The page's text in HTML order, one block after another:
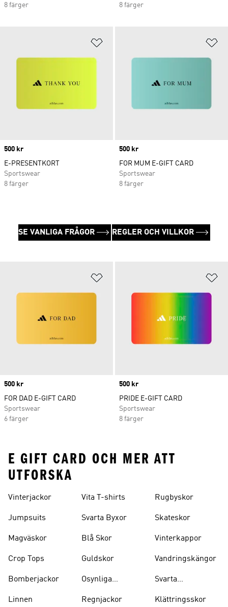
8 färger 8 färger
Price
500 kr
E-PRESENTKORT
Sportswear
8 färger
Price
500 kr
FOR MUM E-GIFT CARD
Sportswear
8 färger
Price
500 kr
FOR DAD E-GIFT CARD
Sportswear
6 färger
Price
500 kr
PRIDE E-GIFT CARD
Sportswear
8 färger
SE VANLIGA FRÅGOR REGLER OCH VILLKOR
E GIFT CARD OCH MER ATT
UTFORSKA
Vinterjackor
Jumpsuits
Magväskor
Crop Tops
Bomberjackor
Linnen
Vita T-shirts
Svarta Byxor
Blå Skor
Guldskor
Osynliga
Regnjackor
Rugbyskor
Skateskor
Vinterkappor
Vandringskängor
Svarta
Klättringsskor